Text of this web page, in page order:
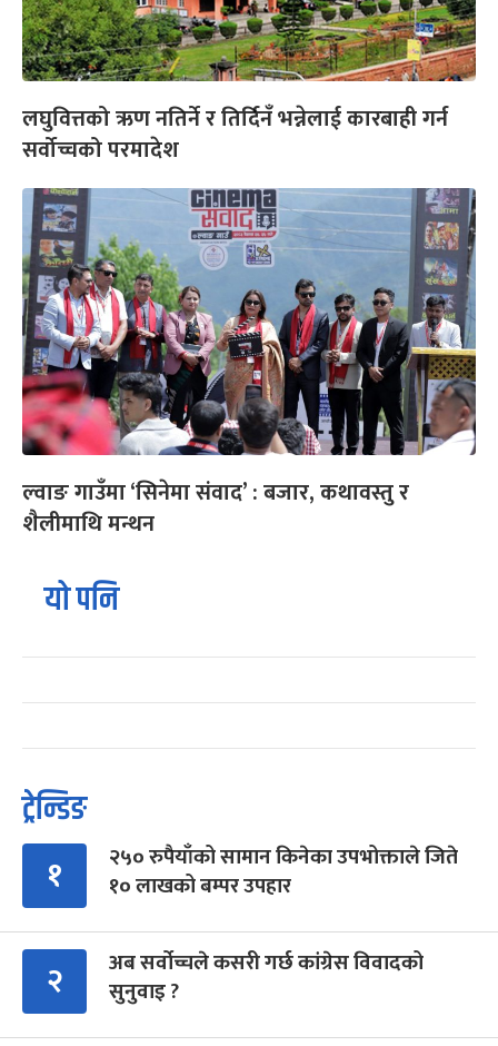
लघुवित्तको ऋण नतिर्ने र तिर्दिनँ भन्नेलाई कारबाही गर्न
सर्वोच्चको परमादेश
ल्वाङ गाउँमा ‘सिनेमा संवाद’ : बजार, कथावस्तु र
शैलीमाथि मन्थन
यो पनि
ट्रेन्डिङ
१
२५० रुपैयाँको सामान किनेका उपभोक्ताले जिते
१० लाखको बम्पर उपहार
२
अब सर्वोच्चले कसरी गर्छ कांग्रेस विवादको
सुनुवाइ ?